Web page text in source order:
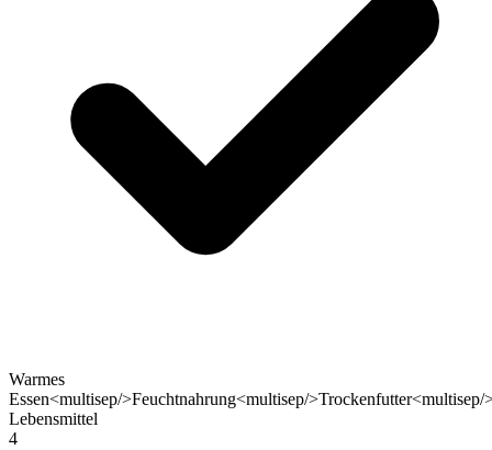
Warmes
Essen<multisep/>Feuchtnahrung<multisep/>Trockenfutter<multisep/
Lebensmittel
4